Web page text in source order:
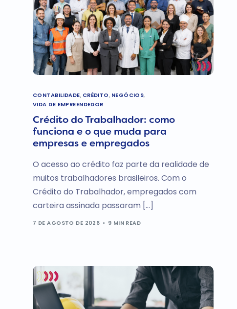
CONTABILIDADE, CRÉDITO, NEGÓCIOS,
VIDA DE EMPREENDEDOR
Crédito do Trabalhador: como
funciona e o que muda para
empresas e empregados
O acesso ao crédito faz parte da realidade de
muitos trabalhadores brasileiros. Com o
Crédito do Trabalhador, empregados com
carteira assinada passaram […]
7 DE AGOSTO DE 2026 9 MIN READ